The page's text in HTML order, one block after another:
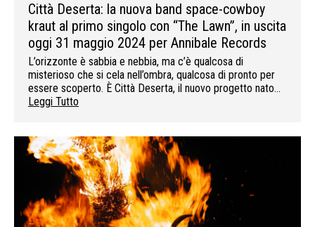
Città Deserta: la nuova band space-cowboy
kraut al primo singolo con “The Lawn”, in uscita
oggi 31 maggio 2024 per Annibale Records
L’orizzonte è sabbia e nebbia, ma c’è qualcosa di
misterioso che si cela nell’ombra, qualcosa di pronto per
essere scoperto. È Città Deserta, il nuovo progetto nato…
Leggi Tutto